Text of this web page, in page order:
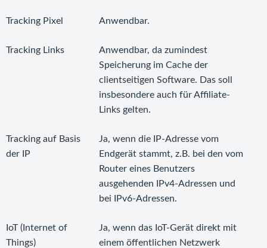
Tracking Pixel Anwendbar.
Tracking Links
Anwendbar, da zumindest
Speicherung im Cache der
clientseitigen Software. Das soll
insbesondere auch für Affiliate-
Links gelten.
Tracking auf Basis
der IP
Ja, wenn die IP-Adresse vom
Endgerät stammt, z.B. bei den vom
Router eines Benutzers
ausgehenden IPv4-Adressen und
bei IPv6-Adressen.
IoT (Internet of
Things)
Ja, wenn das IoT-Gerät direkt mit
einem öffentlichen Netzwerk